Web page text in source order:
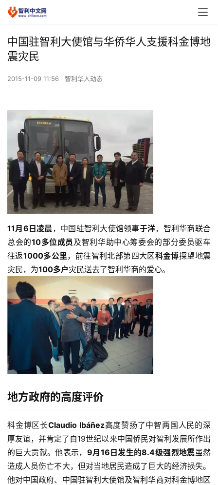
中国驻智利大使馆与华侨华人支援科金博地
震灾民
2015-11-09 11:56 智利华人动态
11月6日凌晨，中国驻智利大使馆领事于洋，智利华商联合
总会的10多位成员及智利华助中心筹委会的部分委员驱车
往返1000多公里，前往智利北部第四大区科金博探望地震
灾民，为100多户灾民送去了智利华商的爱心。
地方政府的高度评价
科金博区长Claudio Ibáñez高度赞扬了中智两国人民的深
厚友谊，并肯定了自19世纪以来中国侨民对智利发展所作出
的巨大贡献。他表示， 9月16日发生的8.4级强烈地震虽然
造成人员伤亡不大，但对当地居民造成了巨大的经济损失。
他对中国政府、中国驻智利大使馆及智利华商对科金博地区